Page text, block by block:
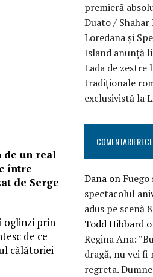
de un real
între
de Serge
oglinzi prin
de ce
călătoriei
premieră
Duato /
Loredana și
Island anunță
Lada de zestre
tradiționale
exclusivistă la
COMENTARII
Dana on
spectacolul
adus pe scenă
Todd Hibbard
Regina Ana:
dragă, nu vei
regreta.